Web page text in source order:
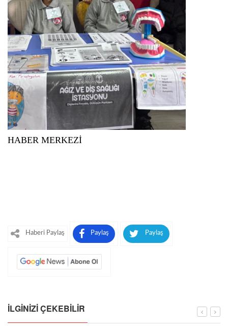
HABER MERKEZİ
Haberi Paylaş Paylaş Paylaş
İLGINIZI ÇEKEBILIR